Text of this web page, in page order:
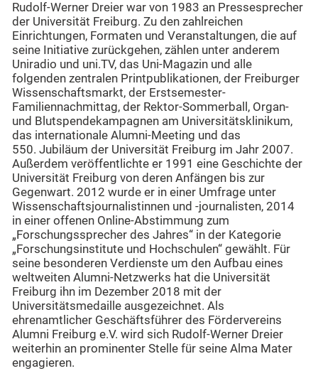
Rudolf-Werner Dreier war von 1983 an Pressesprecher
der Universität Freiburg. Zu den zahlreichen
Einrichtungen, Formaten und Veranstaltungen, die auf
seine Initiative zurückgehen, zählen unter anderem
Uniradio und uni.TV, das Uni-Magazin und alle
folgenden zentralen Printpublikationen, der Freiburger
Wissenschaftsmarkt, der Erstsemester-
Familiennachmittag, der Rektor-Sommerball, Organ-
und Blutspendekampagnen am Universitätsklinikum,
das internationale Alumni-Meeting und das
550. Jubiläum der Universität Freiburg im Jahr 2007.
Außerdem veröffentlichte er 1991 eine Geschichte der
Universität Freiburg von deren Anfängen bis zur
Gegenwart. 2012 wurde er in einer Umfrage unter
Wissenschaftsjournalistinnen und -journalisten, 2014
in einer offenen Online-Abstimmung zum
„Forschungssprecher des Jahres“ in der Kategorie
„Forschungsinstitute und Hochschulen“ gewählt. Für
seine besonderen Verdienste um den Aufbau eines
weltweiten Alumni-Netzwerks hat die Universität
Freiburg ihn im Dezember 2018 mit der
Universitätsmedaille ausgezeichnet. Als
ehrenamtlicher Geschäftsführer des Fördervereins
Alumni Freiburg e.V. wird sich Rudolf-Werner Dreier
weiterhin an prominenter Stelle für seine Alma Mater
engagieren.